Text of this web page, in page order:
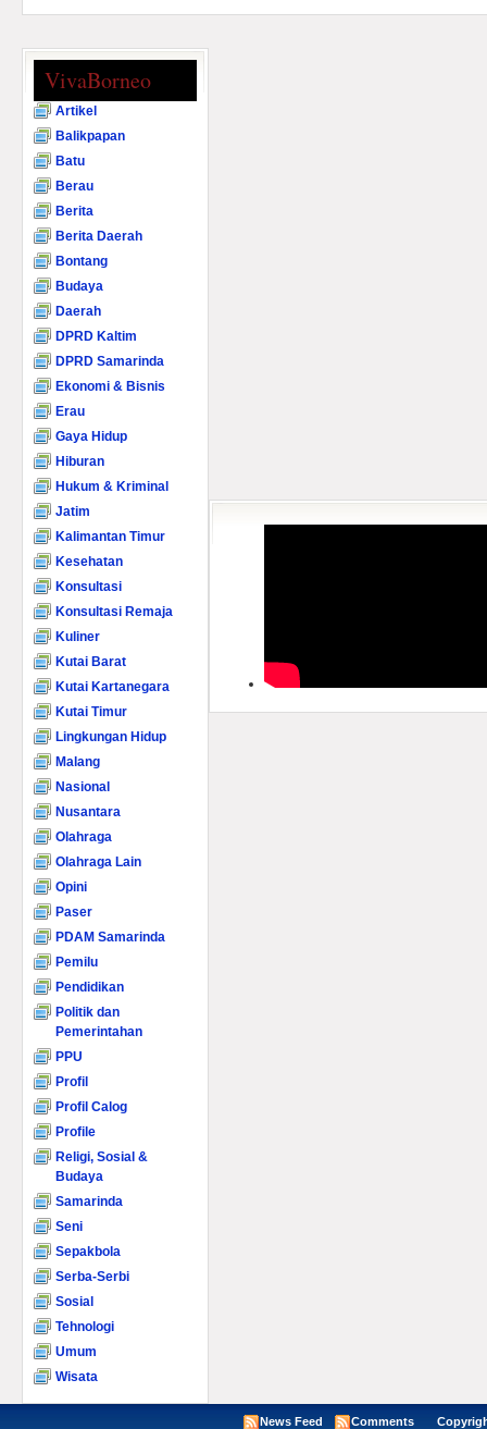
VivaBorneo
Artikel
Balikpapan
Batu
Berau
Berita
Berita Daerah
Bontang
Budaya
Daerah
DPRD Kaltim
DPRD Samarinda
Ekonomi & Bisnis
Erau
Gaya Hidup
Hiburan
Hukum & Kriminal
Jatim
Kalimantan Timur
Kesehatan
Konsultasi
Konsultasi Remaja
Kuliner
Kutai Barat
Kutai Kartanegara
Kutai Timur
Lingkungan Hidup
Malang
Nasional
Nusantara
Olahraga
Olahraga Lain
Opini
Paser
PDAM Samarinda
Pemilu
Pendidikan
Politik dan
Pemerintahan
PPU
Profil
Profil Calog
Profile
Religi, Sosial &
Budaya
Samarinda
Seni
Sepakbola
Serba-Serbi
Sosial
Tehnologi
Umum
Wisata
News Feed Comments Copyright